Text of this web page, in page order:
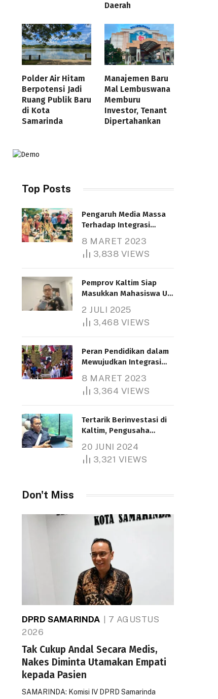
Daerah
Polder Air Hitam
Berpotensi Jadi
Ruang Publik Baru
di Kota
Samarinda
Manajemen Baru
Mal Lembuswana
Memburu
Investor, Tenant
Dipertahankan
Top Posts
Pengaruh Media Massa
Terhadap Integrasi
8 MARET 2023
3,838 VIEWS
Pemprov Kaltim Siap
Masukkan Mahasiswa UT
Bantuan Pendidikan
Gratispol
2 JULI 2025
3,468 VIEWS
Peran Pendidikan dalam
Mewujudkan Integrasi
8 MARET 2023
3,364 VIEWS
Tertarik Berinvestasi di
Kaltim, Pengusaha
1.000 Hektare
20 JUNI 2024
3,321 VIEWS
Don't Miss
DPRD SAMARINDA
7 AGUSTUS
2026
Tak Cukup Andal Secara Medis,
Nakes Diminta Utamakan Empati
kepada Pasien
SAMARINDA: Komisi IV DPRD Samarinda